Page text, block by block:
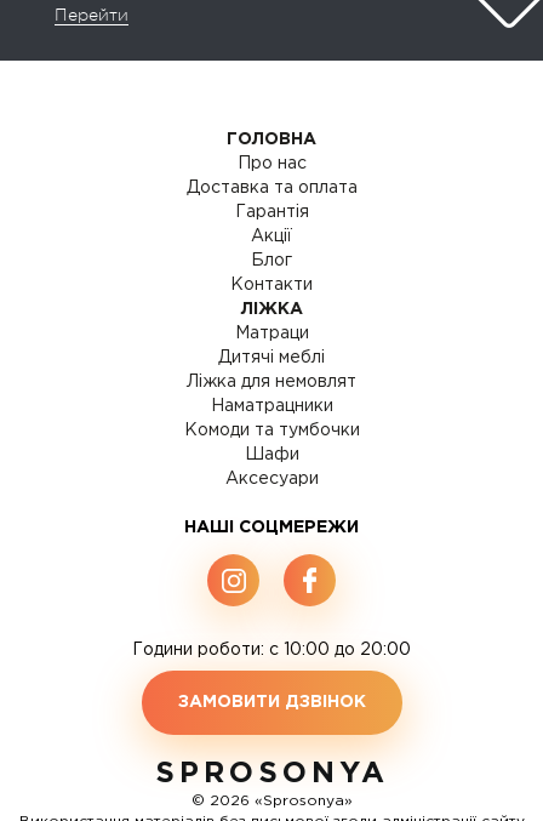
Перейти
ГОЛОВНА
Про нас
Доставка та оплата
Гарантія
Акції
Блог
Контакти
ЛІЖКА
Матраци
Дитячі меблі
Ліжка для немовлят
Наматрацники
Комоди та тумбочки
Шафи
Аксесуари
НАШІ СОЦМЕРЕЖИ
Години роботи: c 10:00 до 20:00
ЗАМОВИТИ ДЗВІНОК
SPROSONYA
© 2026 «Sprosonya»